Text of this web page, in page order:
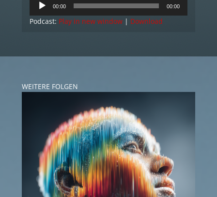
Player
00:00 00:00
Podcast: Play in new window| Download
WEITERE FOLGEN